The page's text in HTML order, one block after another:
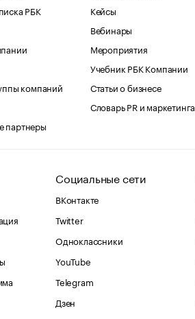
РБК
компаний
партнеры
Кейсы
Вебинары
Мероприятия
Учебник РБК Компании
Статьи о бизнесе
Словарь PR и маркетинга
Социальные сети
ВКонтакте
Twitter
Одноклассники
YouTube
Telegram
Дзен